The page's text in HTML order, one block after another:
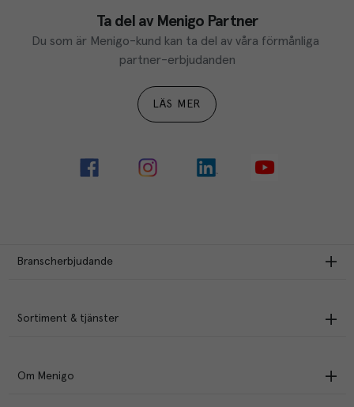
Ta del av Menigo Partner
Du som är Menigo-kund kan ta del av våra förmånliga
partner-erbjudanden
LÄS MER
Branscherbjudande
Sortiment & tjänster
Om Menigo